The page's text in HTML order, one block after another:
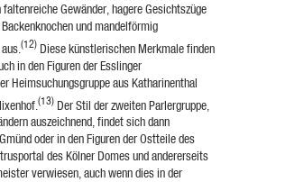
Gewänder, hagere Gesichtszüge
und mandelförmig
(12) Diese künstlerischen Merkmale finden
in den Figuren der Esslinger
Heimsuchungsgruppe aus Katharinenthal
(13) Der Stil der zweiten Parlergruppe,
auszeichnend, findet sich dann
oder in den Figuren der Ostteile des
des Kölner Domes und andererseits
verwiesen, auch wenn dies in der